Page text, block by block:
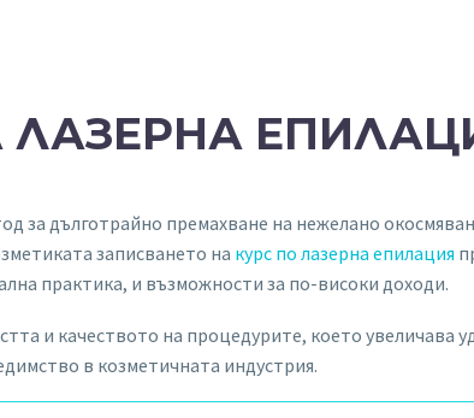
ЛАЗЕРНА
за дълготрайно премахване на нежелано
записването на курс по лазерна епилация
практика, и възможности за по-високи доходи.
и качеството на процедурите, което
в козметичната индустрия.